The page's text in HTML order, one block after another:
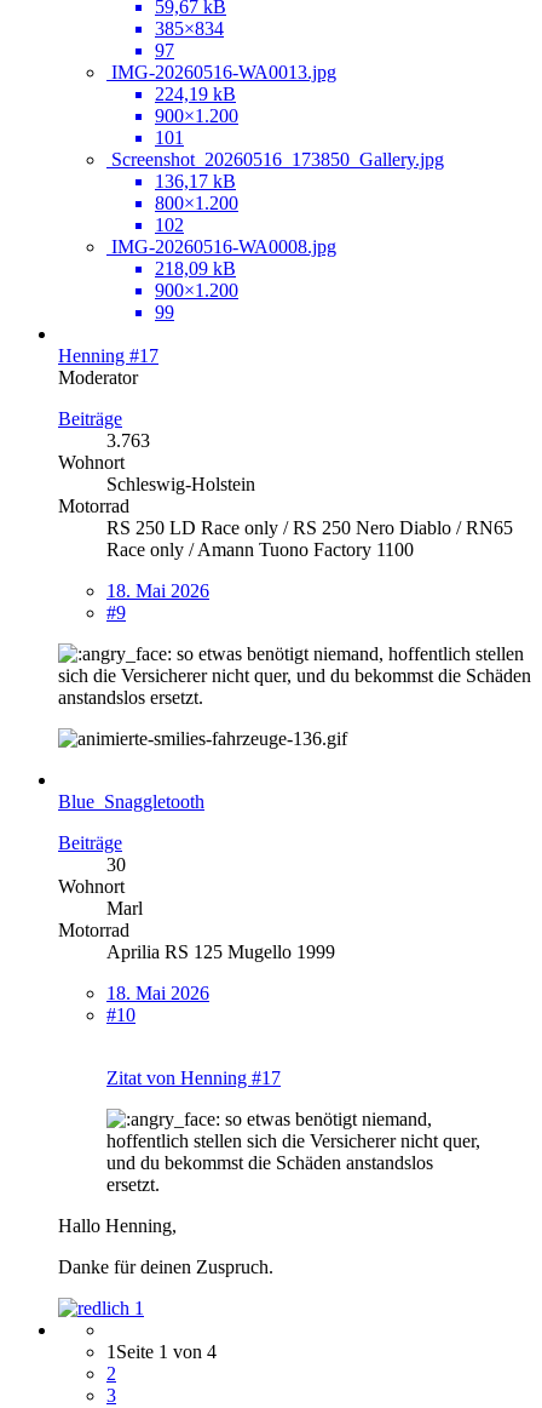
59,67 kB
385×834
97
IMG-20260516-WA0013.jpg
224,19 kB
900×1.200
101
Screenshot_20260516_173850_Gallery.jpg
136,17 kB
800×1.200
102
IMG-20260516-WA0008.jpg
218,09 kB
900×1.200
99
Henning #17
Moderator
Beiträge
3.763
Wohnort
Schleswig-Holstein
Motorrad
RS 250 LD Race only / RS 250 Nero Diablo / RN65
Race only / Amann Tuono Factory 1100
18. Mai 2026
#9
so etwas benötigt niemand, hoffentlich stellen
sich die Versicherer nicht quer, und du bekommst die Schäden
anstandslos ersetzt.
Blue_Snaggletooth
Beiträge
30
Wohnort
Marl
Motorrad
Aprilia RS 125 Mugello 1999
18. Mai 2026
#10
Zitat von Henning #17
so etwas benötigt niemand,
hoffentlich stellen sich die Versicherer nicht quer,
und du bekommst die Schäden anstandslos
ersetzt.
Hallo Henning,
Danke für deinen Zuspruch.
1
1Seite 1 von 4
2
3